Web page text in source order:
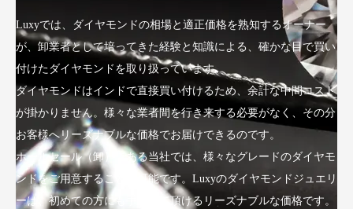
Luxyでは、ダイヤモンドの相場と適正価格を熟知するオーナー
が、卸業者として培ってきた経験と知識による、確かな目で買い
付けたダイヤモンドを取り扱っています。
ダイヤモンドはインドで直接買い付けるため、余計な中間コスト
が掛かりません。様々な業者間を行き来する必要がなく、その分
お客様へリーズナブルな価格でお届けできるのです。
ホールセール（卸）である当社では、様々なグレードのダイヤモ
ンドをご用意することが可能です。Luxyのダイヤモンドジュエリ
ーは、初めての方にも手にして頂けるリーズナブルな価格です。